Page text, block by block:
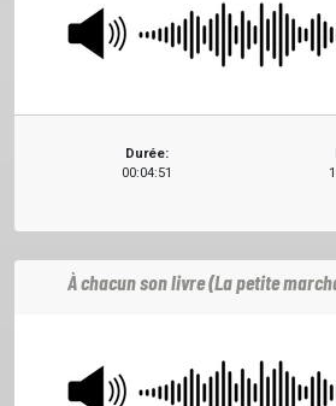
Durée:
00:04:51
À chacun son livre (La petite